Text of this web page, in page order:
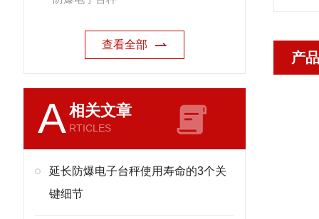
查看全部
A相关文章
RTICLES
延长防爆电子台秤使用寿命的3个关
键细节
产